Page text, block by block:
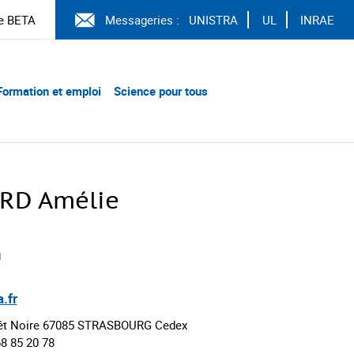
BETA Messageries : UNISTRA UL INRAE
et emploi Science pour tous
Amélie
67085 STRASBOURG Cedex
85 20 78